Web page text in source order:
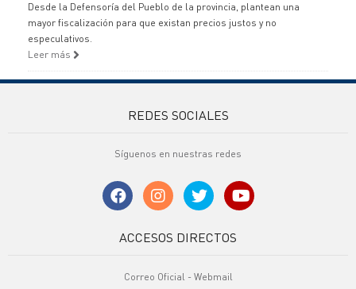
Desde la Defensoría del Pueblo de la provincia, plantean una
mayor fiscalización para que existan precios justos y no
especulativos.
Leer más
REDES SOCIALES
Síguenos en nuestras redes
ACCESOS DIRECTOS
Correo Oficial - Webmail